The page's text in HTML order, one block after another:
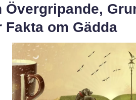
Övergripande,
Fakta om Gädda